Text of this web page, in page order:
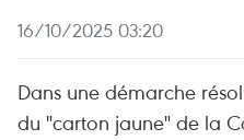
16/10/2025 03:20
Dans une démarche
du "carton jaune" de la